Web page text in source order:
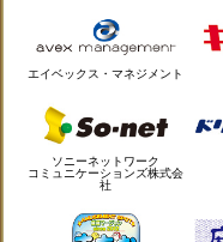
エイベックス・マネジメント
ソニーネットワーク
コミュニケーションズ株式会
社